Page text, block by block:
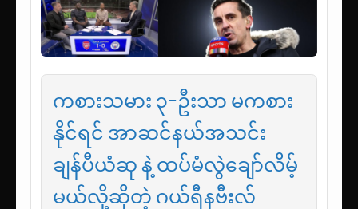
ကစားသမား ၃-ဦးသာ မကစား
နိုင်ရင် အာဆင်နယ်အသင်း
ချန်ပီယံဆု နဲ့ ထပ်မံလွဲချော်လိမ့်
မယ်လို့ဆိုတဲ့ ဂယ်ရီနဗီးလ်